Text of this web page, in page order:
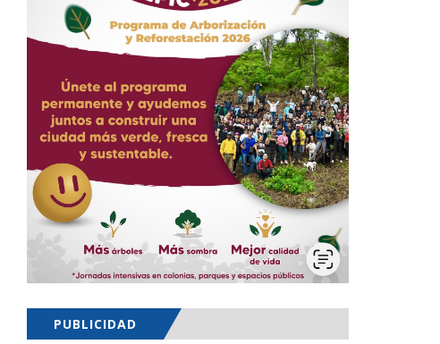
PUBLICIDAD